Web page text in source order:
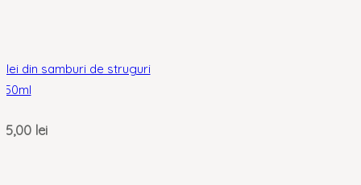
din samburi de struguri
lei